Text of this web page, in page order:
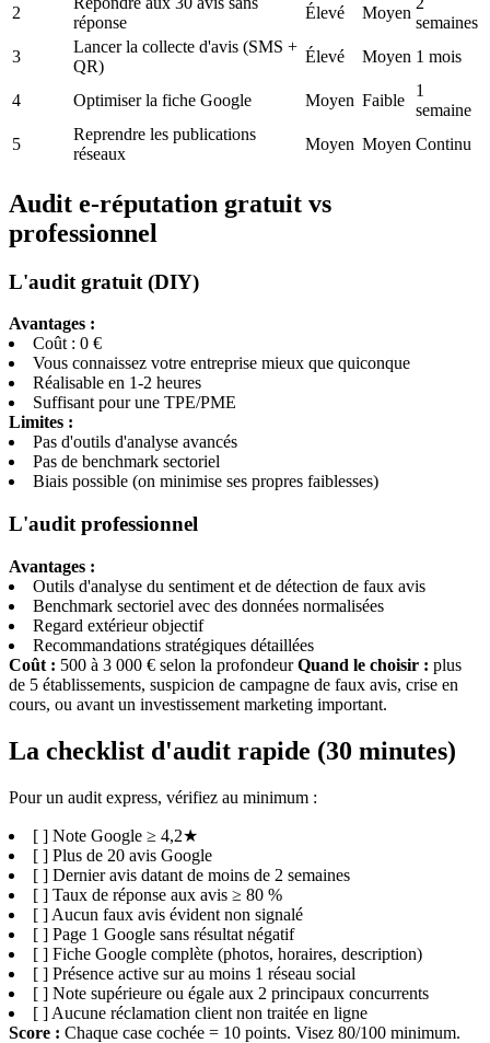
2
réponse
Élevé Moyen
semaines
3
Lancer la collecte d'avis (SMS +
QR)
Élevé Moyen 1 mois
4 Optimiser la fiche Google Moyen Faible
1
semaine
5
Reprendre les publications
réseaux
Moyen Moyen Continu
Audit e-réputation gratuit vs
professionnel
L'audit gratuit (DIY)
Avantages :
Coût : 0 €
Vous connaissez votre entreprise mieux que quiconque
Réalisable en 1-2 heures
Suffisant pour une TPE/PME
Limites :
Pas d'outils d'analyse avancés
Pas de benchmark sectoriel
Biais possible (on minimise ses propres faiblesses)
L'audit professionnel
Avantages :
Outils d'analyse du sentiment et de détection de faux avis
Benchmark sectoriel avec des données normalisées
Regard extérieur objectif
Recommandations stratégiques détaillées
Coût : 500 à 3 000 € selon la profondeurQuand le choisir : plus
de 5 établissements, suspicion de campagne de faux avis, crise en
cours, ou avant un investissement marketing important.
La checklist d'audit rapide (30 minutes)
Pour un audit express, vérifiez au minimum :
[ ] Note Google ≥ 4,2★
[ ] Plus de 20 avis Google
[ ] Dernier avis datant de moins de 2 semaines
[ ] Taux de réponse aux avis ≥ 80 %
[ ] Aucun faux avis évident non signalé
[ ] Page 1 Google sans résultat négatif
[ ] Fiche Google complète (photos, horaires, description)
[ ] Présence active sur au moins 1 réseau social
[ ] Note supérieure ou égale aux 2 principaux concurrents
[ ] Aucune réclamation client non traitée en ligne
Score : Chaque case cochée = 10 points. Visez 80/100 minimum.